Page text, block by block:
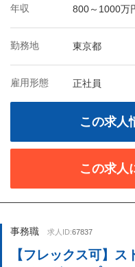
年収 800～1000万
勤務地 東京都
雇用形態 正社員
この求人
この求人
事務職 求人ID:67837
【フレックス可】